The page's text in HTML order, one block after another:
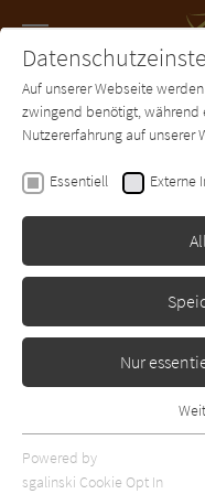
SUCHE
Alex Capus
Eine
Auf unserer Webseite
zwingend benötigt, während
Nutzererfahrung auf unserer
Essentiell Externe
Nur
Essentielle Cookies
Webseite benötigt.
Powered by
sgalinski Cookie Opt In